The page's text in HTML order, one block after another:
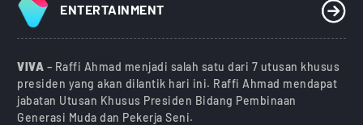
ENTERTAINMENT
VIVA – Raffi Ahmad menjadi salah satu dari 7 utusan khusus
presiden yang akan dilantik hari ini. Raffi Ahmad mendapat
jabatan Utusan Khusus Presiden Bidang Pembinaan
Generasi Muda dan Pekerja Seni.